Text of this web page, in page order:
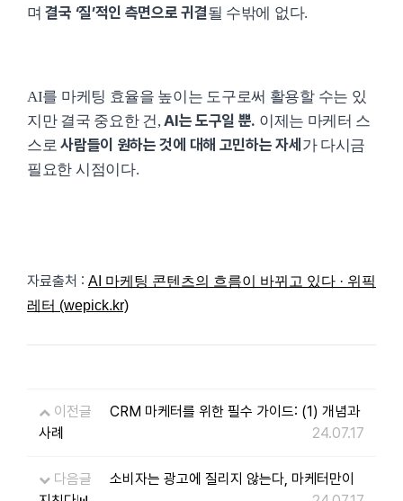
며결국 ‘질’적인 측면으로 귀결될 수밖에 없다.
AI를 마케팅 효율을 높이는 도구로써 활용할 수는 있
지만 결국 중요한 건,AI는 도구일 뿐. 이제는 마케터 스
스로사람들이 원하는 것에 대해 고민하는 자세 가 다시금
필요한 시점이다.
자료출처 : AI 마케팅 콘텐츠의 흐름이 바뀌고 있다 · 위픽
레터 (wepick.kr)
이전글
CRM 마케터를 위한 필수 가이드: (1) 개념과
사례
24.07.17
다음글
소비자는 광고에 질리지 않는다, 마케터만이